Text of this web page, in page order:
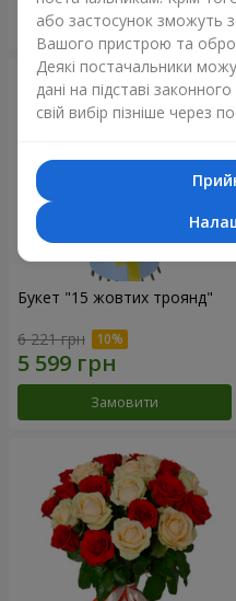
Замовити
Букет "15 жовтих троянд"
6 221 грн
Замовити
або застосунок зможуть
Вашого пристрою та
Деякі постачальники
дані на підставі
свій вибір пізніше через